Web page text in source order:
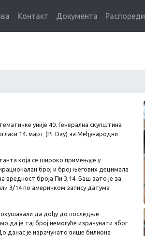
Контакт Документа Распореди
уније 40. Генерална скупштина
14. март (Pi-Day) за Међународни
која се широко примењује у
број и број његових децимала
вредност броја Пи 3,14. Баш зато је за
3/14 по америчком запису датума
да дођу до последње
да је тај број немогуће израчунати због
данас је израчунато више билиона